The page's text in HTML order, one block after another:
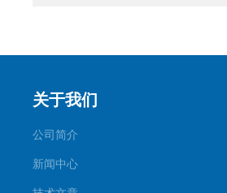
关于我们
公司简介
新闻中心